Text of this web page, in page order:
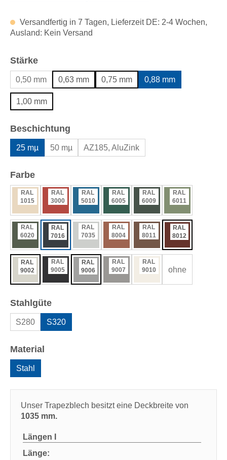
Versandfertig in 7 Tagen, Lieferzeit DE: 2-4 Wochen,
Ausland: Kein Versand
Stärkeauswählen
0,50 mm 0,63 mm 0,75 mm 0,88 mm
1,00 mm
Beschichtung
25 mµ 50 mµ AZ185, AluZink
Farbeauswählen
RAL
1015
RAL
3000
RAL
5010
RAL
6005
RAL
6009
RAL
6011
RAL
6020
RAL
7016
RAL
7035
RAL
8004
RAL
8011
RAL
8012
RAL
9002
RAL
9005
RAL
9006
RAL
9007
RAL
9010
ohne
Stahlgüteauswählen
S280 S320
Material
Stahl
Unser Trapezblech besitzt eine Deckbreite von
1035 mm.
Längen
Länge: